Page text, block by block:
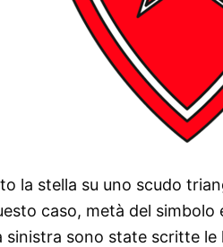
la stella su uno scudo
caso, metà del
sinistra sono state scritte le